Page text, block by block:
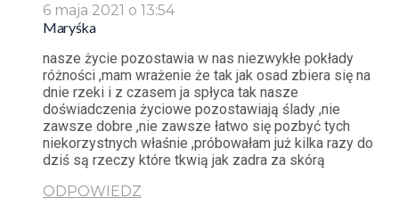
6 maja 2021 o 13:54
Maryśka
nasze życie pozostawia w nas niezwykłe pokłady
różności ,mam wrażenie że tak jak osad zbiera się na
dnie rzeki i z czasem ja spłyca tak nasze
doświadczenia życiowe pozostawiają ślady ,nie
zawsze dobre ,nie zawsze łatwo się pozbyć tych
niekorzystnych właśnie ,próbowałam już kilka razy do
dziś są rzeczy które tkwią jak zadra za skórą
ODPOWIEDZ